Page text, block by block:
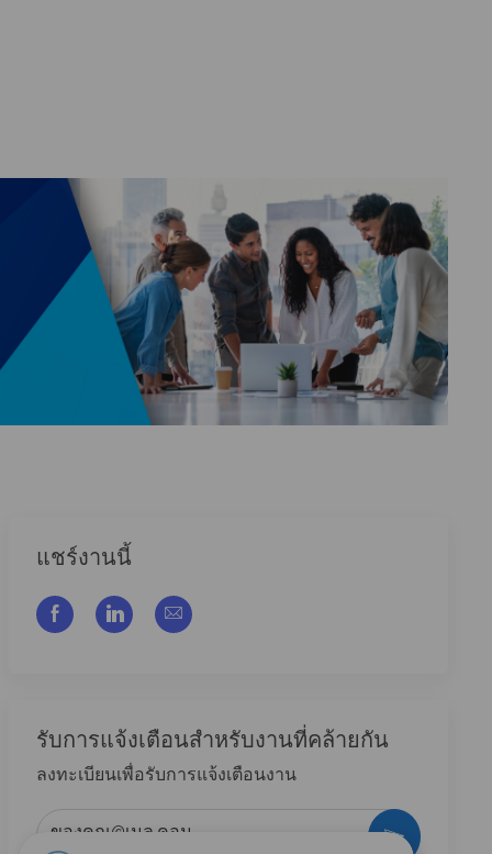
แชร์งานนี้
แชร์ผ่าน Facebook
แชร์ผ่าน LinkedIn
แชร์ผ่านอีเมล
รับการแจ้งเตือนสําหรับงานที่คล้ายกัน
ลงทะเบียนเพื่อรับการแจ้งเตือนงาน
กระตุ้น